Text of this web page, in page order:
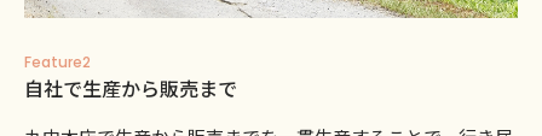
Feature2
自社で生産から販売まで